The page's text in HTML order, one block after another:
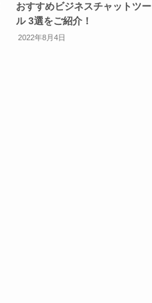
おすすめビジネスチャットツー
ル 3選をご紹介！
2022年8月4日